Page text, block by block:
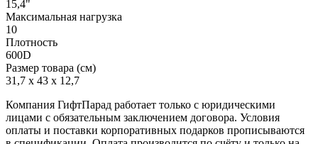
15,4"
Максимальная нагрузка
10
Плотность
600D
Размер товара (см)
31,7 х 43 х 12,7
Компания ГифтПарад работает только с юридическими
лицами с обязательным заключением договора. Условия
оплаты и поставки корпоративных подарков прописываются